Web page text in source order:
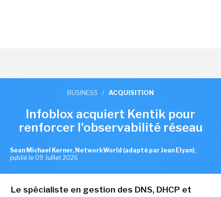
BUSINESS / ACQUISITION
Infoblox acquiert Kentik pour
renforcer l'observabilité réseau
Sean Michael Kerner, NetworkWorld (adapté par Jean Elyan) ,
publié le 09 Juillet 2026
Le spécialiste en gestion des DNS, DHCP et